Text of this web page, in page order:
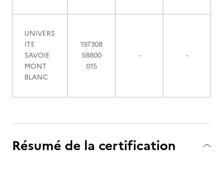
UNIVERS
ITE
SAVOIE
MONT
BLANC
197308
58800
015
- -
Résumé de la certification